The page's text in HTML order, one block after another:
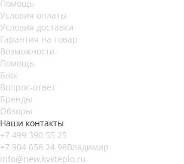
Помощь
Условия оплаты
Условия доставки
Гарантия на товар
Возможности
Помощь
Блог
Вопрос-ответ
Бренды
Обзоры
Наши контакты
+7 499 390 55 25
+7 904 658 24 98Владимир
info@new.kvkteplo.ru